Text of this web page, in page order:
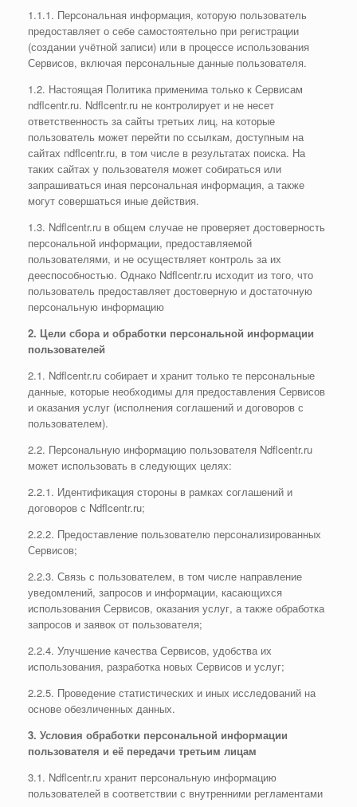
1.1.1. Персональная информация, которую пользователь
предоставляет о себе самостоятельно при регистрации
(создании учётной записи) или в процессе использования
Сервисов, включая персональные данные пользователя.
1.2. Настоящая Политика применима только к Сервисам
ndflcentr.ru. Ndflcentr.ru не контролирует и не несет
ответственность за сайты третьих лиц, на которые
пользователь может перейти по ссылкам, доступным на
сайтах ndflcentr.ru, в том числе в результатах поиска. На
таких сайтах у пользователя может собираться или
запрашиваться иная персональная информация, а также
могут совершаться иные действия.
1.3. Ndflcentr.ru в общем случае не проверяет достоверность
персональной информации, предоставляемой
пользователями, и не осуществляет контроль за их
дееспособностью. Однако Ndflcentr.ru исходит из того, что
пользователь предоставляет достоверную и достаточную
персональную информацию
2. Цели сбора и обработки персональной информации
пользователей
2.1. Ndflcentr.ru собирает и хранит только те персональные
данные, которые необходимы для предоставления Сервисов
и оказания услуг (исполнения соглашений и договоров с
пользователем).
2.2. Персональную информацию пользователя Ndflcentr.ru
может использовать в следующих целях:
2.2.1. Идентификация стороны в рамках соглашений и
договоров с Ndflcentr.ru;
2.2.2. Предоставление пользователю персонализированных
Сервисов;
2.2.3. Связь с пользователем, в том числе направление
уведомлений, запросов и информации, касающихся
использования Сервисов, оказания услуг, а также обработка
запросов и заявок от пользователя;
2.2.4. Улучшение качества Сервисов, удобства их
использования, разработка новых Сервисов и услуг;
2.2.5. Проведение статистических и иных исследований на
основе обезличенных данных.
3. Условия обработки персональной информации
пользователя и её передачи третьим лицам
3.1. Ndflcentr.ru хранит персональную информацию
пользователей в соответствии с внутренними регламентами